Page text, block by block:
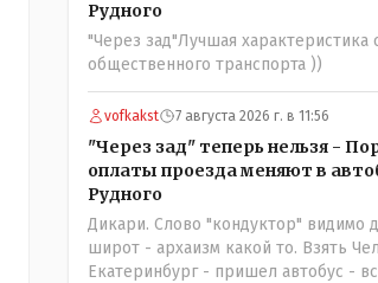
значат. Прискорбно и иронично
Рудного
"Через зад"Лучшая характеристика
общественного транспорта ))
vofkakst 7 августа 2026 г. в 11:56
"Через зад" теперь нельзя -
оплаты проезда меняют в
Рудного
Дикари. Слово "кондуктор" видимо
широт - архаизм какой то. Взять
Екатеринбург - пришел автобус -